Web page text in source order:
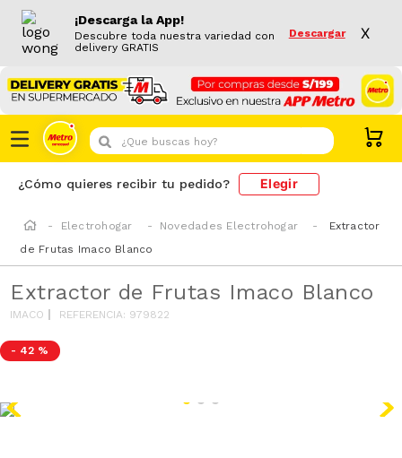
¡Descarga la App!
Descubre toda nuestra variedad con
delivery GRATIS
Descargar X
¿Que buscas hoy?
¿Cómo quieres recibir tu pedido? Elegir
Electrohogar Novedades Electrohogar
Extractor
de Frutas Imaco Blanco
Extractor de Frutas Imaco Blanco
IMACO REFERENCIA: 979822
- 42 %